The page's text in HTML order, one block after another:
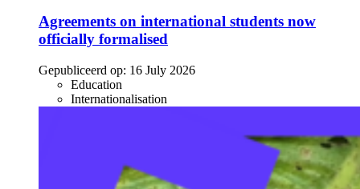
Agreements on international students now
officially formalised
Gepubliceerd op: 16 July 2026
Education
Internationalisation